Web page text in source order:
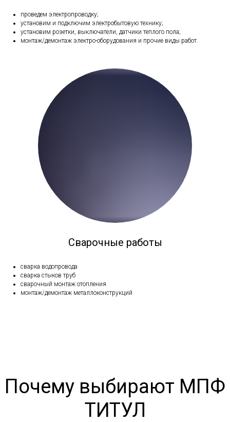
проведем электропроводку;
установим и подключим электробытовую технику;
установим розетки, выключатели, датчики теплого пола;
монтаж/демонтаж электро-оборудования и прочие виды работ.
Сварочные работы
cварка водопровода
cварка стыков труб
сварочный монтаж отопления
монтаж/демонтаж металлоконструкций
Почему выбирают МПФ
ТИТУЛ